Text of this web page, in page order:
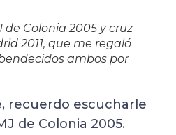
de Colonia 2005 y cruz
2011, que me regaló
ambos por
recuerdo escucharle
de Colonia 2005.